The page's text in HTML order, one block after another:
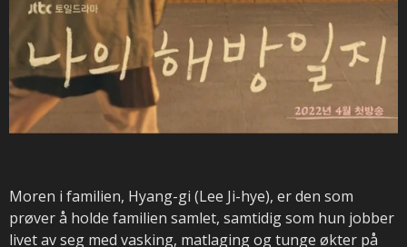
Moren i familien, Hyang-gi (Lee Ji-hye), er den som
prøver å holde familien samlet, samtidig som hun jobber
livet av seg med vasking, matlaging og tunge økter på